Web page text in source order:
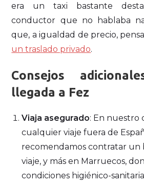
era un taxi bastante
conductor que no hablaba
que, a igualdad de precio,
un traslado privado.
Consejos
llegada a Fez
Viaja asegurado: En nuestro
cualquier viaje fuera de
recomendamos contratar un
viaje, y más en Marruecos,
condiciones higiénico-